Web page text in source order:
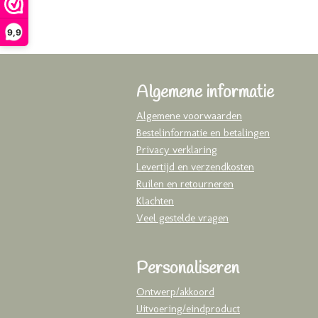
9,9
Algemene informatie
Algemene voorwaarden
Bestelinformatie en betalingen
Privacy verklaring
Levertijd en verzendkosten
Ruilen en retourneren
Klachten
Veel gestelde vragen
Personaliseren
Ontwerp/akkoord
Uitvoering/eindproduct